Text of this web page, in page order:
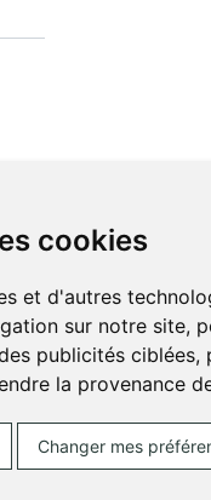
cookies
et d'autres
sur notre site,
publicités
la provenance
Changer mes
Cookies
Votre